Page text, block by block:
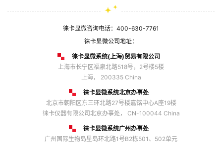
徕卡显微咨询电话： 400-630-7761
徕卡显微公司地址：
徕卡显微系统(上海)贸易有限公司
上海市长宁区福泉北路518号，2号楼5楼
上海， 200335 China
徕卡显微系统北京办事处
北京市朝阳区东三环北路27号楼嘉铭中心A座19楼
徕卡仪器有限公司北京办事处， CN-100044 China
徕卡显微系统广州办事处
广州国际生物岛星岛环北路1号B2栋501、502单元